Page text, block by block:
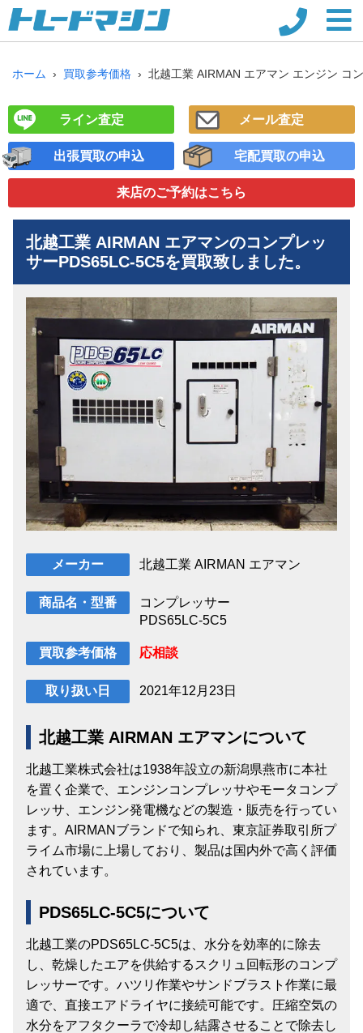
ホーム 買取参考価格 北越工業 AIRMAN エアマン エンジン コ
ライン査定 メール査定
出張買取の申込 宅配買取の申込
来店のご予約はこちら
北越工業 AIRMAN エアマンのコンプレッ
サーPDS65LC-5C5を買取致しました。
メーカー 北越工業 AIRMAN エアマン
商品名・型番
コンプレッサー
PDS65LC-5C5
買取参考価格 応相談
取り扱い日 2021年12月23日
北越工業 AIRMAN エアマンについて
北越工業株式会社は1938年設立の新潟県燕市に本社
を置く企業で、エンジンコンプレッサやモータコンプ
レッサ、エンジン発電機などの製造・販売を行ってい
ます。AIRMANブランドで知られ、東京証券取引所プ
ライム市場に上場しており、製品は国内外で高く評価
されています​​。
PDS65LC-5C5について
北越工業のPDS65LC-5C5は、水分を効率的に除去
し、乾燥したエアを供給するスクリュ回転形のコンプ
レッサーです。ハツリ作業やサンドブラスト作業に最
適で、直接エアドライヤに接続可能です。圧縮空気の
水分をアフタクーラで冷却し結露させることで除去し